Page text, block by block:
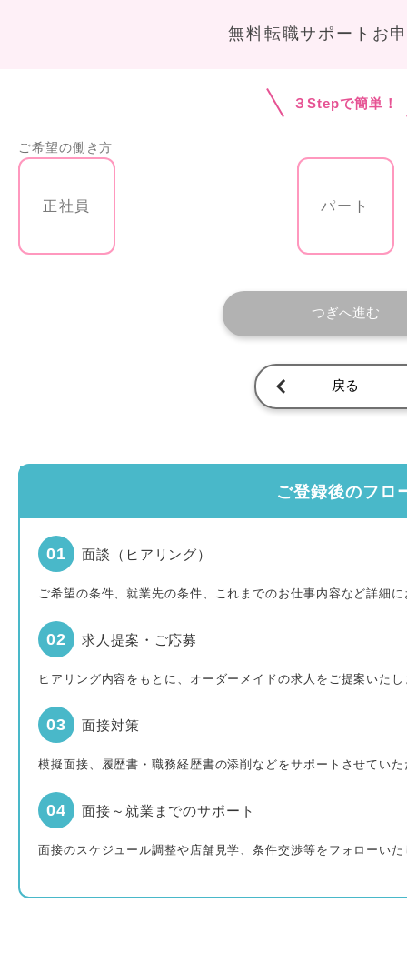
無料転職サポートお
３Stepで簡単！
ご希望の働き方
正社員 パート
つぎへ進む
戻る
ご登録後のフロ
面談（ヒアリング）
ご希望の条件、就業先の条件、これまでのお仕事内容など詳細
求人提案・ご応募
ヒアリング内容をもとに、オーダーメイドの求人をご提案いた
面接対策
模擬面接、履歴書・職務経歴書の添削などをサポートさせてい
面接～就業までのサポート
面接のスケジュール調整や店舗見学、条件交渉等をフォローい